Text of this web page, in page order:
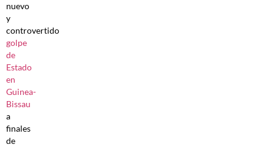
nuevo
y
controvertido
golpe
de
Estado
en
Guinea-
Bissau
a
finales
de